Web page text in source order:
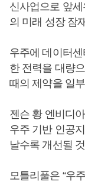
신사업으로 앞
의 미래 성장 잠
우주에 데이터
한 전력을 대량
때의 제약을 일
젠슨 황 엔비디
우주 기반 인공
날수록 개선될
모틀리풀은 “우